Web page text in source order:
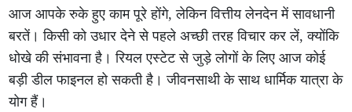
आज आपके रुके हुए काम पूरे होंगे, लेकिन वित्तीय लेनदेन में सावधानी
बरतें। किसी को उधार देने से पहले अच्छी तरह विचार कर लें, क्योंकि
धोखे की संभावना है। रियल एस्टेट से जुड़े लोगों के लिए आज कोई
बड़ी डील फाइनल हो सकती है। जीवनसाथी के साथ धार्मिक यात्रा के
योग हैं।